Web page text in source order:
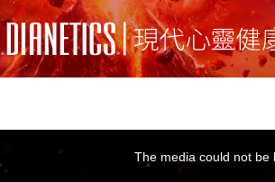
The media could not be